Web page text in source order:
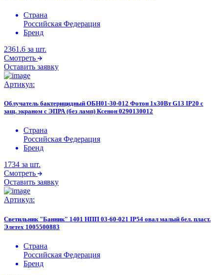
Страна
Российская Федерация
Бренд
2361.6 за шт.
Смотреть
Оставить заявку
Артикул:
Облучатель бактерицидный ОБН01-30-012 Фотон 1х30Вт G13 IP20 с
защ. экраном с ЭПРА (без ламп) Ксенон 0290130012
Страна
Российская Федерация
Бренд
1734 за шт.
Смотреть
Оставить заявку
Артикул:
Светильник "Банник" 1401 НПП 03-60-021 IP54 овал малый бел. пласт.
Элетех 1005500883
Страна
Российская Федерация
Бренд